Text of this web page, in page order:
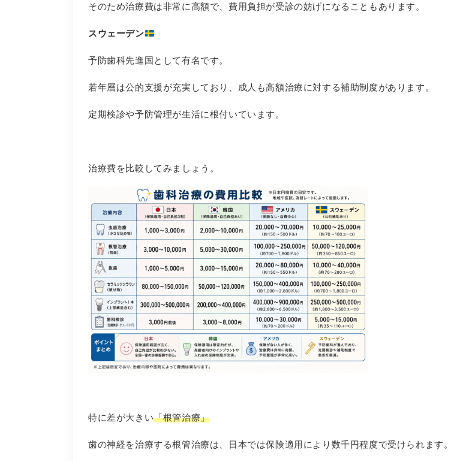
そのため治療費は非常に高額で、費用負担が受診の妨げになることもあります。
スウェーデン
予防歯科先進国として有名です。
若年層は公的支援が充実しており、成人も高額治療に対する補助制度があります。
定期検診や予防管理が生活に根付いています。
治療費を比較してみましょう。
特に差が大きい「根管治療」
歯の神経を治療する根管治療は、日本では保険適用により数千円程度で受けられます。